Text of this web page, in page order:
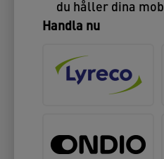
du håller dina
Handla nu